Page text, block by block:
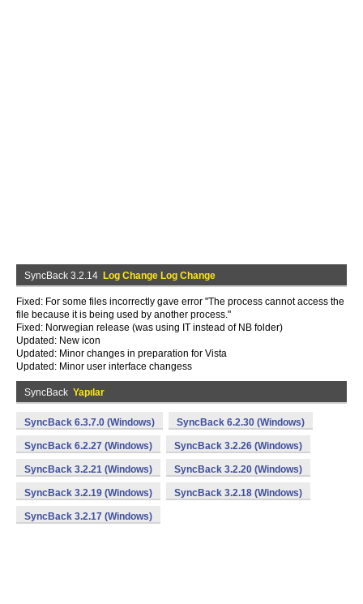
SyncBack 3.2.14 Log Change Log Change
Fixed: For some files incorrectly gave error "The process cannot access the
file because it is being used by another process."
Fixed: Norwegian release (was using IT instead of NB folder)
Updated: New icon
Updated: Minor changes in preparation for Vista
Updated: Minor user interface changess
SyncBack Yapılar
SyncBack 6.3.7.0 (Windows) SyncBack 6.2.30 (Windows)
SyncBack 6.2.27 (Windows) SyncBack 3.2.26 (Windows)
SyncBack 3.2.21 (Windows) SyncBack 3.2.20 (Windows)
SyncBack 3.2.19 (Windows) SyncBack 3.2.18 (Windows)
SyncBack 3.2.17 (Windows)